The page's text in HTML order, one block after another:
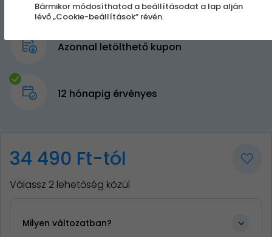
Azonnal letölthető kupon
12 hónapig érvényes
34 490 Ft-tól
Válassz 2 lehetőség közül
Milyen változatban?
Bármikor módosíthatod a beállításodat a lap alján
lévő „Cookie-beállítások” révén.